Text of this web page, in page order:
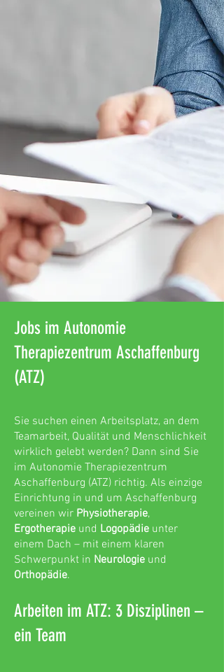
Jobs im Autonomie
Therapiezentrum Aschaffenburg
(ATZ)
Sie suchen einen Arbeitsplatz, an dem
Teamarbeit, Qualität und Menschlichkeit
wirklich gelebt werden? Dann sind Sie
im Autonomie Therapiezentrum
Aschaffenburg (ATZ) richtig. Als einzige
Einrichtung in und um Aschaffenburg
vereinen wir Physiotherapie,
Ergotherapie und Logopädie unter
einem Dach – mit einem klaren
Schwerpunkt in Neurologie und
Orthopädie.
Arbeiten im ATZ: 3 Disziplinen –
ein Team